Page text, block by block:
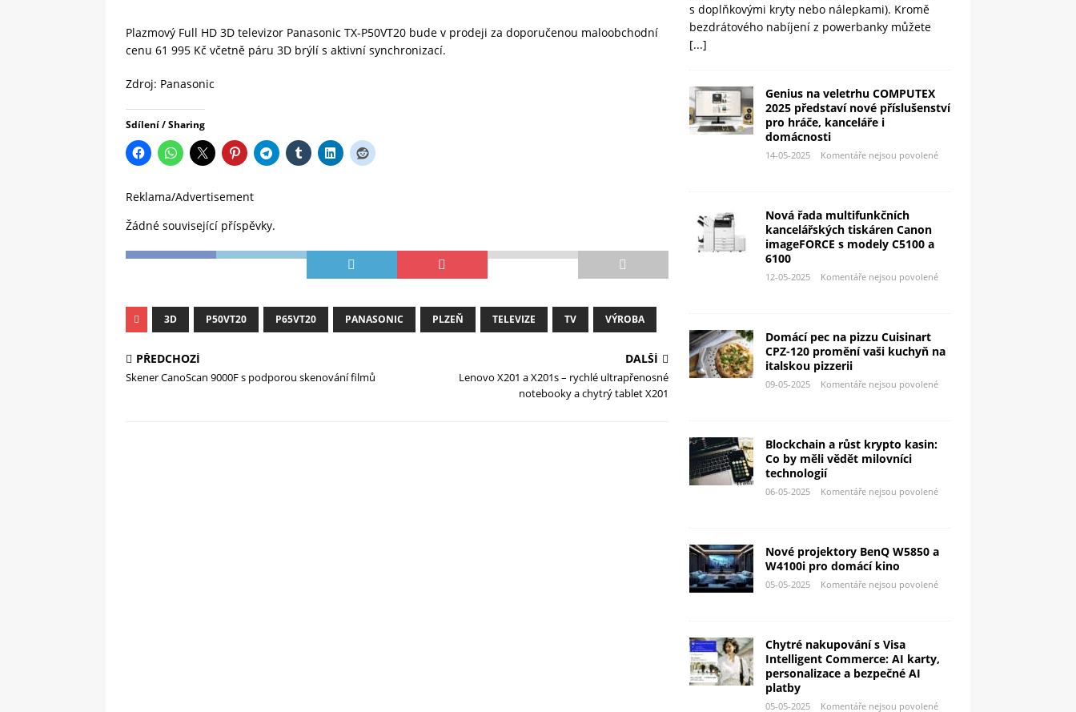
Plazmový Full HD 3D televizor Panasonic TX-P50VT20 bude v prodeji za doporučenou maloobchodní
cenu 61 995 Kč včetně páru 3D brýlí s aktivní synchronizací.
Zdroj: Panasonic
Sdílení / Sharing
Reklama/Advertisement
Žádné související příspěvky.
3D P50VT20 P65VT20 PANASONIC PLZEŇ TELEVIZE TV VÝROBA
PŘEDCHOZÍ
Skener CanoScan 9000F s podporou skenování filmů
DALŠÍ
Lenovo X201 a X201s – rychlé ultrapřenosné
notebooky a chytrý tablet X201
s doplňkovými kryty nebo nálepkami). Kromě
bezdrátového nabíjení z powerbanky můžete
[...]
Genius na veletrhu COMPUTEX
2025 představí nové příslušenství
pro hráče, kanceláře i
domácnosti
14-05-2025 Komentáře nejsou povolené
Nová řada multifunkčních
kancelářských tiskáren Canon
imageFORCE s modely C5100 a
6100
12-05-2025 Komentáře nejsou povolené
Domácí pec na pizzu Cuisinart
CPZ-120 promění vaši kuchyň na
italskou pizzerii
09-05-2025 Komentáře nejsou povolené
Blockchain a růst krypto kasin:
Co by měli vědět milovníci
technologií
06-05-2025 Komentáře nejsou povolené
Nové projektory BenQ W5850 a
W4100i pro domácí kino
05-05-2025 Komentáře nejsou povolené
Chytré nakupování s Visa
Intelligent Commerce: AI karty,
personalizace a bezpečné AI
platby
05-05-2025 Komentáře nejsou povolené